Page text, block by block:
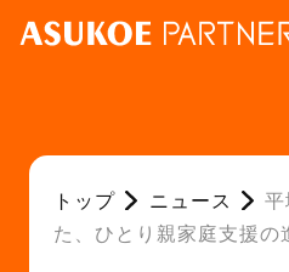
トップ ニュース
平
た、ひとり親家庭支援の